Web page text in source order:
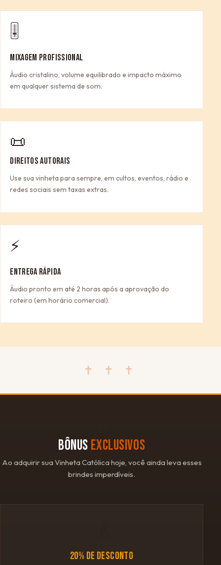
🎚
MIXAGEM PROFISSIONAL
Áudio cristalino, volume equilibrado e impacto máximo
em qualquer sistema de som.
📜
DIREITOS AUTORAIS
Use sua vinheta para sempre, em cultos, eventos, rádio e
redes sociais sem taxas extras.
⚡
ENTREGA RÁPIDA
Áudio pronto em até 2 horas após a aprovação do
roteiro (em horário comercial).
✝ ✝ ✝
BÔNUS EXCLUSIVOS
Ao adquirir sua Vinheta Católica hoje, você ainda leva esses
brindes imperdíveis.
20% DE DESCONTO